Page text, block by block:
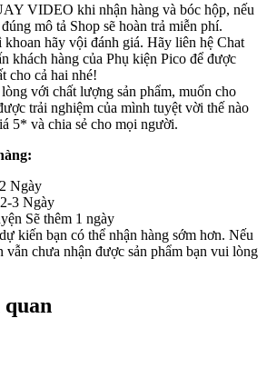
VIDEO khi nhận hàng và bóc hộp, nếu
mô tả Shop sẽ hoàn trả miễn phí.
khoan hãy vội đánh giá. Hãy liên hệ Chat
khách hàng của Phụ kiện Pico để được
cho cả hai nhé!
với chất lượng sản phẩm, muốn cho
trải nghiệm của mình tuyệt vời thế nào
5* và chia sẻ cho mọi người.
Ngày
3 Ngày
Sẽ thêm 1 ngày
kiến bạn có thể nhận hàng sớm hơn. Nếu
vẫn chưa nhận được sản phẩm bạn vui lòng
quan